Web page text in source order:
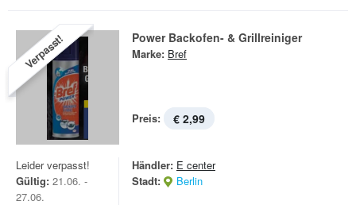
Verpasst! Power Backofen- & Grillreiniger
Marke: Bref
Preis: € 2,99
Leider verpasst!
Gültig: 21.06. -
27.06.
Händler: E center
Stadt:
Berlin